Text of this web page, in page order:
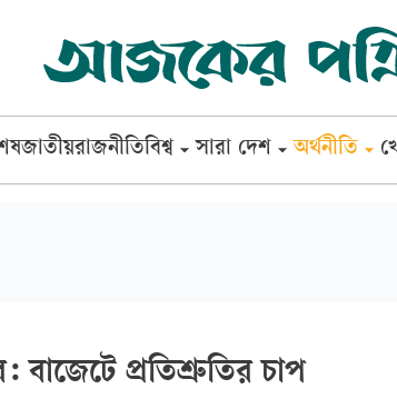
জাতীয়রাজনীতিবিশ্ব সারা দেশ অর্থনীতি
প্রতিশ্রুতির চাপ